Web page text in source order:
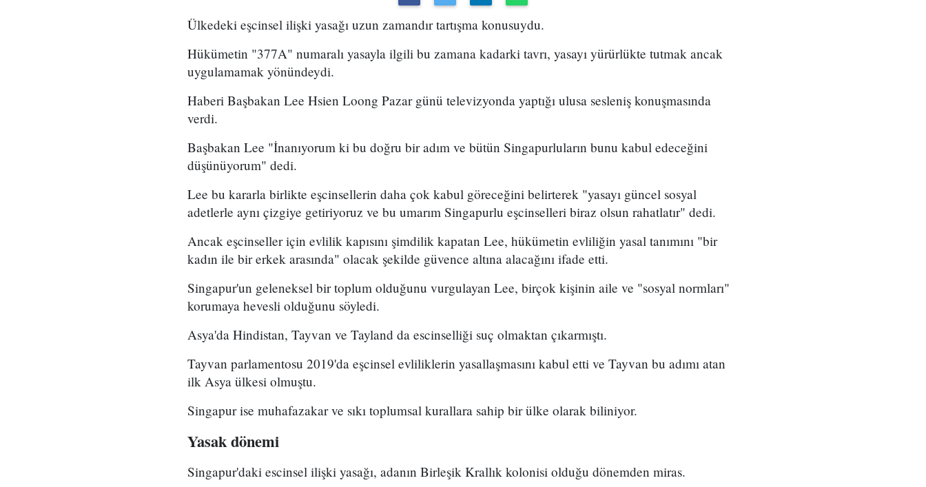
Ülkedeki eşcinsel ilişki yasağı uzun zamandır tartışma konusuydu.
Hükümetin "377A" numaralı yasayla ilgili bu zamana kadarki tavrı, yasayı yürürlükte tutmak ancak
uygulamamak yönündeydi.
Haberi Başbakan Lee Hsien Loong Pazar günü televizyonda yaptığı ulusa sesleniş konuşmasında
verdi.
Başbakan Lee "İnanıyorum ki bu doğru bir adım ve bütün Singapurluların bunu kabul edeceğini
düşünüyorum" dedi.
Lee bu kararla birlikte eşcinsellerin daha çok kabul göreceğini belirterek "yasayı güncel sosyal
adetlerle aynı çizgiye getiriyoruz ve bu umarım Singapurlu eşcinselleri biraz olsun rahatlatır" dedi.
Ancak eşcinseller için evlilik kapısını şimdilik kapatan Lee, hükümetin evliliğin yasal tanımını "bir
kadın ile bir erkek arasında" olacak şekilde güvence altına alacağını ifade etti.
Singapur'un geleneksel bir toplum olduğunu vurgulayan Lee, birçok kişinin aile ve "sosyal normları"
korumaya hevesli olduğunu söyledi.
Asya'da Hindistan, Tayvan ve Tayland da escinselliği suç olmaktan çıkarmıştı.
Tayvan parlamentosu 2019'da eşcinsel evliliklerin yasallaşmasını kabul etti ve Tayvan bu adımı atan
ilk Asya ülkesi olmuştu.
Singapur ise muhafazakar ve sıkı toplumsal kurallara sahip bir ülke olarak biliniyor.
Yasak dönemi
Singapur'daki escinsel ilişki yasağı, adanın Birleşik Krallık kolonisi olduğu dönemden miras.